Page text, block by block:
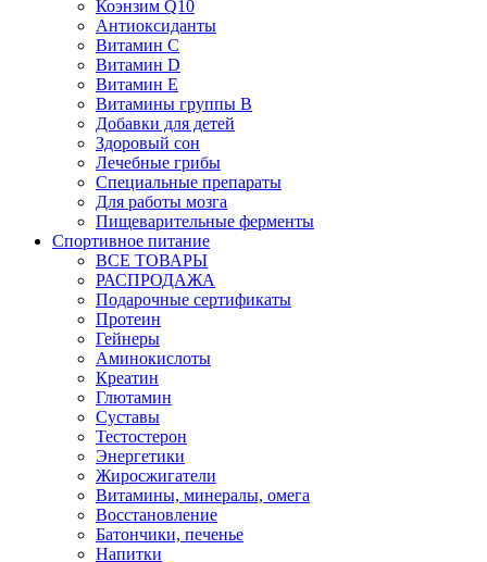
Коэнзим Q10
Антиоксиданты
Витамин С
Витамин D
Витамин Е
Витамины группы B
Добавки для детей
Здоровый сон
Лечебные грибы
Специальные препараты
Для работы мозга
Пищеварительные ферменты
Спортивное питание
ВСЕ ТОВАРЫ
РАСПРОДАЖА
Подарочные сертификаты
Протеин
Гейнеры
Аминокислоты
Креатин
Глютамин
Суставы
Тестостерон
Энергетики
Жиросжигатели
Витамины, минералы, омега
Восстановление
Батончики, печенье
Напитки